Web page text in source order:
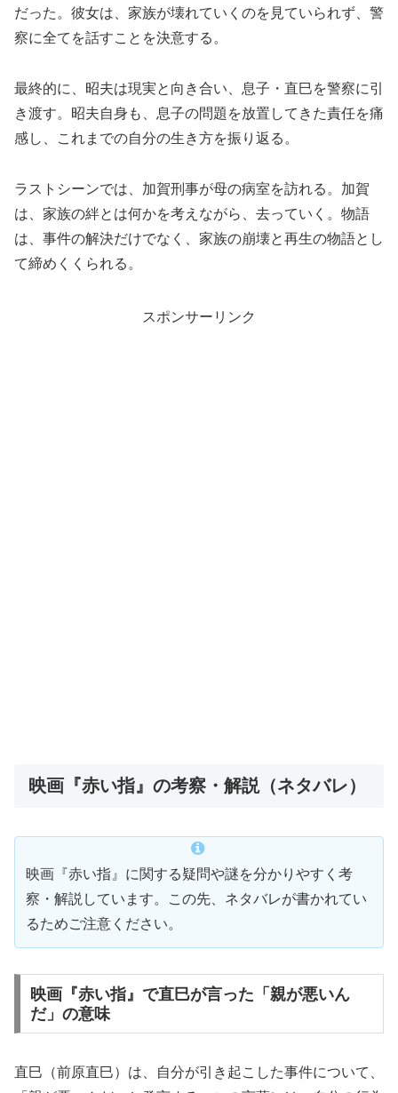
だった。彼女は、家族が壊れていくのを見ていられず、警
察に全てを話すことを決意する。
最終的に、昭夫は現実と向き合い、息子・直巳を警察に引
き渡す。昭夫自身も、息子の問題を放置してきた責任を痛
感し、これまでの自分の生き方を振り返る。
ラストシーンでは、加賀刑事が母の病室を訪れる。加賀
は、家族の絆とは何かを考えながら、去っていく。物語
は、事件の解決だけでなく、家族の崩壊と再生の物語とし
て締めくくられる。
スポンサーリンク
映画『赤い指』の考察・解説（ネタバレ）
映画『赤い指』に関する疑問や謎を分かりやすく考
察・解説しています。この先、ネタバレが書かれてい
るためご注意ください。
映画『赤い指』で直巳が言った「親が悪いん
だ」の意味
直巳（前原直巳）は、自分が引き起こした事件について、